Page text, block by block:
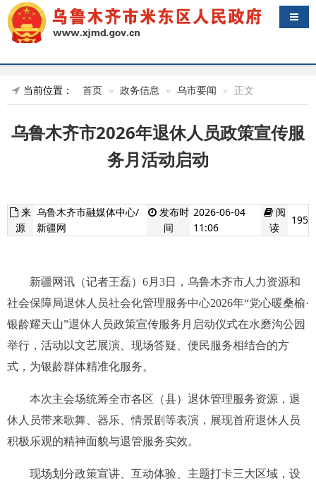
导航
当前位置： 首页 政务信息 乌市要闻 正文
乌鲁木齐市2026年退休人员政策宣传服
务月活动启动
来
源
乌鲁木齐市融媒体中心/
新疆网
发布时
间
2026-06-04
11:06
阅
读
195
新疆网讯（记者王磊）6月3日，乌鲁木齐市人力资源和
社会保障局退休人员社会化管理服务中心2026年“党心暖桑榆·
银龄耀天山”退休人员政策宣传服务月启动仪式在水磨沟公园
举行，活动以文艺展演、现场答疑、便民服务相结合的方
式，为银龄群体精准化服务。
本次主会场统筹全市各区（县）退休管理服务资源，退
休人员带来歌舞、器乐、情景剧等表演，展现首府退休人员
积极乐观的精神面貌与退管服务实效。
现场划分政策宣讲、互动体验、主题打卡三大区域，设